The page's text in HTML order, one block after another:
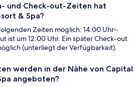
und Check-out-Zeiten hat
& Spa?
Zeiten möglich: 14:00 Uhr–
ist um 12:00 Uhr. Ein später Check-out
(unterliegt der Verfügbarkeit).
werden in der Nähe von Capital
angeboten?